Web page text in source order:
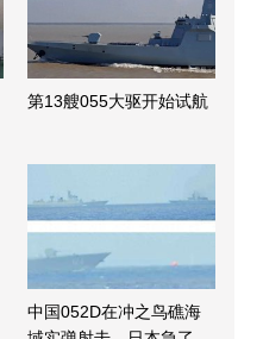
第13艘055大驱开始试航
中国052D在冲之鸟礁海